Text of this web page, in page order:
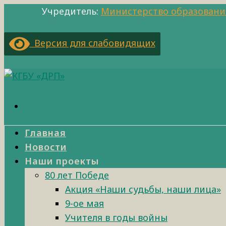
Учредитель: Министерство
Версия для слабовидящих
Главная
Новости
Наши проекты
80 лет Победе
Акция «Наши судьбы, наши лица»
9-ое мая
Учителя в годы войны